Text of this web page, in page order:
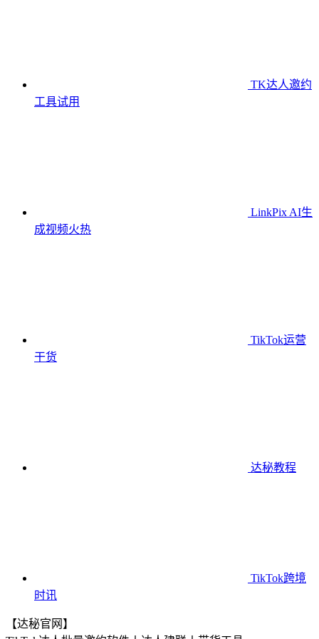
TK达人邀约
工具试用
LinkPix AI生
成视频火热
TikTok运营
干货
达秘教程
TikTok跨境
时讯
【达秘官网】